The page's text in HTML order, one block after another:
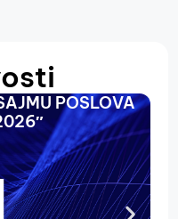
POSLOVA